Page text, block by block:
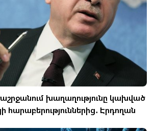
խաղաղությունը կախված
հարաբերություններից․ Էրդողան